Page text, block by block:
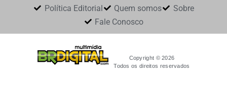
Política Editorial
Quem somos
Sobre
Fale Conosco
Copyright © 2026
Todos os direitos reservados